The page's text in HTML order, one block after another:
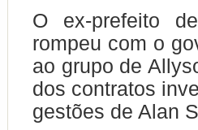
O ex-prefeito
rompeu com o
ao grupo de
dos contratos
gestões de Alan